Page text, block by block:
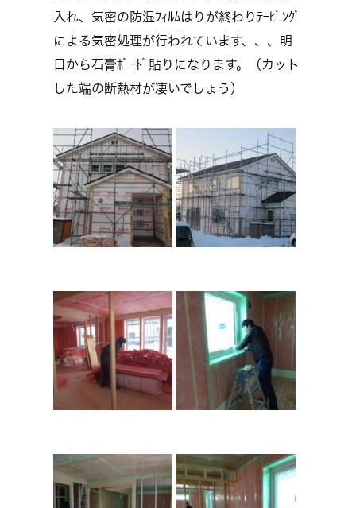
入れ、気密の防湿ﾌｨﾙﾑはりが終わりﾃｰﾋﾟﾝｸﾞ
による気密処理が行われています、、、明
日から石膏ﾎﾞｰﾄﾞ貼りになります。（カット
した端の断熱材が凄いでしょう）